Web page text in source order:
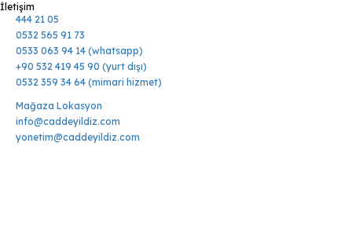
İletişim
444 21 05
0532 565 91 73
0533 063 94 14 (whatsapp)
+90 532 419 45 90 (yurt dışı)
0532 359 34 64 (mimari hizmet)
Mağaza Lokasyon
info@caddeyildiz.com
yonetim@caddeyildiz.com